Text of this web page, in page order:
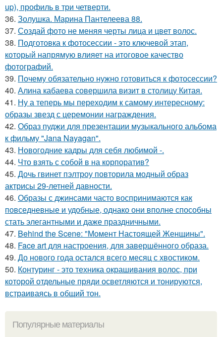
up), профиль в три четверти.
36. Золушка. Марина Пантелеева 88.
37. Создай фото не меняя черты лица и цвет волос.
38. Подготовка к фотосессии - это ключевой этап,
который напрямую влияет на итоговое качество
фотографий.
39. Почему обязательно нужно готовиться к фотосессии?
40. Алина кабаева совершила визит в столицу Китая.
41. Ну а теперь мы переходим к самому интересному:
образы звезд с церемонии награждения.
42. Образ пуджи для презентации музыкального альбома
к фильму "Jana Nayagan".
43. Новогодние кадры для себя любимой -.
44. Что взять с собой в на корпоратив?
45. Дочь гвинет пэлтроу повторила модный образ
актрисы 29-летней давности.
46. Образы с джинсами часто воспринимаются как
повседневные и удобные, однако они вполне способны
стать элегантными и даже праздничными.
47. Behind the Scene: "Момент Настоящей Женщины".
48. Face art для настроения, для завершённого образа.
49. До нового года остался всего месяц с хвостиком.
50. Контуринг - это техника окрашивания волос, при
которой отдельные пряди осветляются и тонируются,
встраиваясь в общий тон.
Популярные материалы